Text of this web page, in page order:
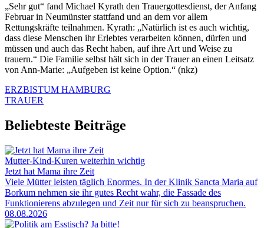
„Sehr gut“ fand Michael Kyrath den Trauergottesdienst, der Anfang
Februar in Neumünster stattfand und an dem vor allem
Rettungskräfte teilnahmen. Kyrath: „Natürlich ist es auch wichtig,
dass diese Menschen ihr Erlebtes verarbeiten können, dürfen und
müssen und auch das Recht haben, auf ihre Art und Weise zu
trauern.“ Die Familie selbst hält sich in der Trauer an einen Leitsatz
von Ann-Marie: „Aufgeben ist keine Option.“ (nkz)
ERZBISTUM HAMBURG
TRAUER
Beliebteste Beiträge
Mutter-Kind-Kuren weiterhin wichtig
Jetzt hat Mama ihre Zeit
Viele Mütter leisten täglich Enormes. In der Klinik Sancta Maria auf
Borkum nehmen sie ihr gutes Recht wahr, die Fassade des
Funktionierens abzulegen und Zeit nur für sich zu beanspruchen.
08.08.2026